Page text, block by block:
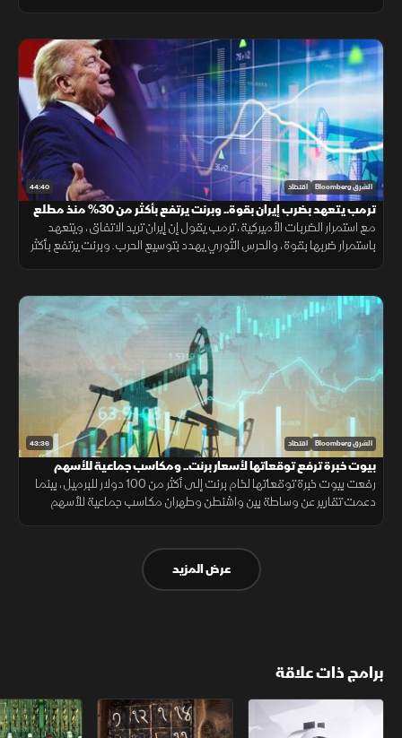
44:40 الشرق Bloomberg اقتصاد
ترمب يتعهد بضرب إيران بقوة.. وبرنت يرتفع بأكثر من 30% منذ مطلع
يوليو
مع استمرار الضربات الأميركية، ترمب يقول إن إيران تريد الاتفاق، ويتعهد
باستمرار ضربها بقوة، والحرس الثوري يهدد بتوسيع الحرب. وبرنت يرتفع بأكثر
43:36 الشرق Bloomberg اقتصاد
بيوت خبرة ترفع توقعاتها لأسعار برنت.. ومكاسب جماعية للأسهم
العالمية
رفعت بيوت خبرة توقعاتها لخام برنت إلى أكثر من 100 دولار للبرميل، بينما
دعمت تقارير عن وساطة بين واشنطن وطهران مكاسب جماعية للأسهم
عرض المزيد
برامج ذات علاقة
الأسواق الأميركية ملحمة الأرقام سلاسل